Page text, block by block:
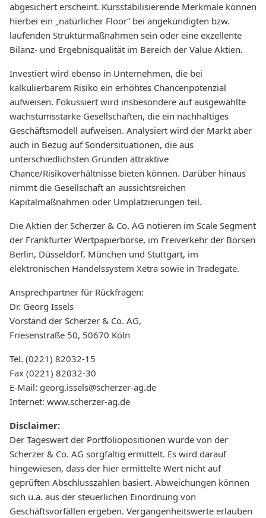
abgesichert erscheint. Kursstabilisierende Merkmale können
hierbei ein „natürlicher Floor“ bei angekündigten bzw.
laufenden Strukturmaßnahmen sein oder eine exzellente
Bilanz- und Ergebnisqualität im Bereich der Value Aktien.
Investiert wird ebenso in Unternehmen, die bei
kalkulierbarem Risiko ein erhöhtes Chancenpotenzial
aufweisen. Fokussiert wird insbesondere auf ausgewählte
wachstumsstarke Gesellschaften, die ein nachhaltiges
Geschäftsmodell aufweisen. Analysiert wird der Markt aber
auch in Bezug auf Sondersituationen, die aus
unterschiedlichsten Gründen attraktive
Chance/Risikoverhältnisse bieten können. Darüber hinaus
nimmt die Gesellschaft an aussichtsreichen
Kapitalmaßnahmen oder Umplatzierungen teil.
Die Aktien der Scherzer & Co. AG notieren im Scale Segment
der Frankfurter Wertpapierbörse, im Freiverkehr der Börsen
Berlin, Düsseldorf, München und Stuttgart, im
elektronischen Handelssystem Xetra sowie in Tradegate.
Ansprechpartner für Rückfragen:
Dr. Georg Issels
Vorstand der Scherzer & Co. AG,
Friesenstraße 50, 50670 Köln
Tel. (0221) 82032-15
Fax (0221) 82032-30
E-Mail: georg.issels@scherzer-ag.de
Internet: www.scherzer-ag.de
Disclaimer:
Der Tageswert der Portfoliopositionen wurde von der
Scherzer & Co. AG sorgfältig ermittelt. Es wird darauf
hingewiesen, dass der hier ermittelte Wert nicht auf
geprüften Abschlusszahlen basiert. Abweichungen können
sich u.a. aus der steuerlichen Einordnung von
Geschäftsvorfällen ergeben. Vergangenheitswerte erlauben